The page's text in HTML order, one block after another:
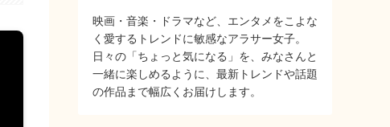
映画・音楽・ドラマなど、エンタメをこよな
く愛するトレンドに敏感なアラサー女子。
日々の「ちょっと気になる」を、みなさんと
一緒に楽しめるように、最新トレンドや話題
の作品まで幅広くお届けします。